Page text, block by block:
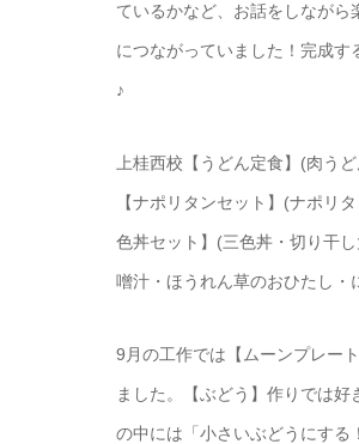
ているかなど、お話をしなが
につながっていました！完成
♪
上桂西校【うどん定食】(肉う
【ナポリタンセット】(ナポリ
色丼セット】(三色丼・切り干
噌汁・ほうれん草のおひたし・
9月の工作では【ムーンプレー
ました。【ぶどう】作りでは
の中には「小さいぶどうにする